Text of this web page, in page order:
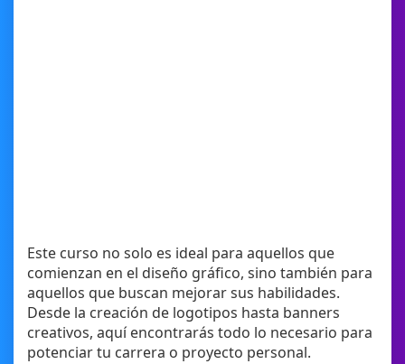
Este curso no solo es ideal para aquellos que
comienzan en el diseño gráfico, sino también para
aquellos que buscan mejorar sus habilidades.
Desde la creación de logotipos hasta banners
creativos, aquí encontrarás todo lo necesario para
potenciar tu carrera o proyecto personal.